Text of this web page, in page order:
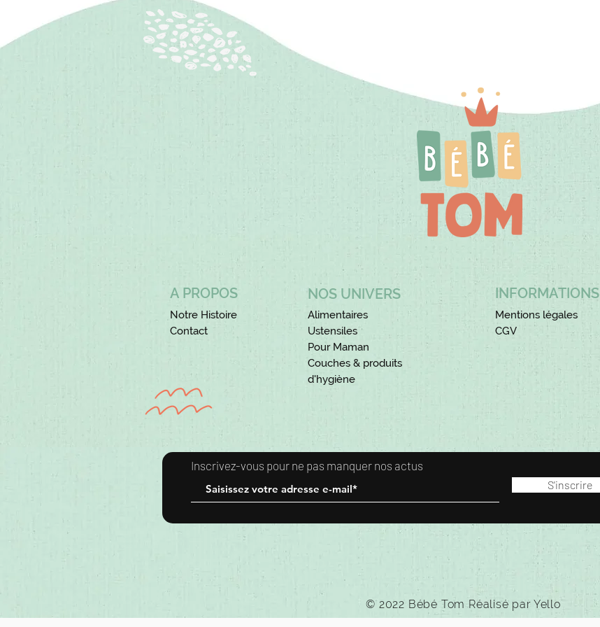
A PROPOS
Notre Histoire
Contact
NOS UNIVERS
Alimentaires
Ustensiles
Pour Maman
Couches & produits
d'hygiène
INFORMATIONS
Mentions légales
CGV
​Inscrivez-vous pour ne pas manquer nos actus
S'inscrire
© 2022 Bébé Tom Réalisé par Yello